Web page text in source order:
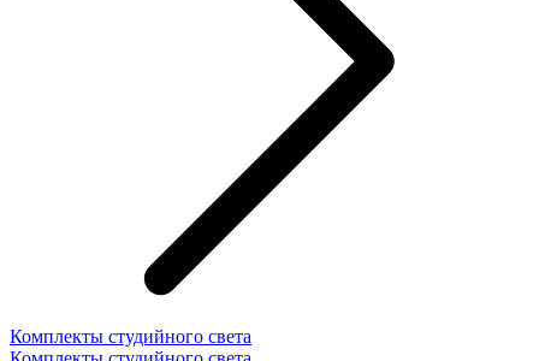
Комплекты студийного света